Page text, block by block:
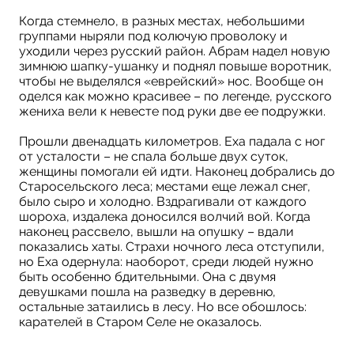
Когда стемнело, в разных местах, небольшими
группами ныряли под колючую проволоку и
уходили через русский район. Абрам надел новую
зимнюю шапку-ушанку и поднял повыше воротник,
чтобы не выделялся «еврейский» нос. Вообще он
оделся как можно красивее – по легенде, русского
жениха вели к невесте под руки две ее подружки.
Прошли двенадцать километров. Еха падала с ног
от усталости – не спала больше двух суток,
женщины помогали ей идти. Наконец добрались до
Старосельского леса; местами еще лежал снег,
было сыро и холодно. Вздрагивали от каждого
шороха, издалека доносился волчий вой. Когда
наконец рассвело, вышли на опушку – вдали
показались хаты. Страхи ночного леса отступили,
но Еха одернула: наоборот, среди людей нужно
быть особенно бдительными. Она с двумя
девушками пошла на разведку в деревню,
остальные затаились в лесу. Но все обошлось:
карателей в Старом Селе не оказалось.